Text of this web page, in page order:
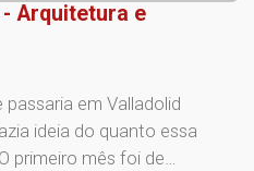
Arquitetura e
em Valladolid
ideia do quanto essa
primeiro mês foi de…